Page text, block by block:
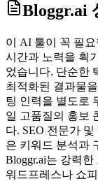
Bloggr.ai
이 AI 툴이 꼭 필
시간과 노력을 획
었습니다. 단순한
최적화된 결과물
팅 인력을 별도로
일 고품질의 홍보
다. SEO 전문가
은 키워드 분석과
Bloggr.ai는 강력
워드프레스나 쇼